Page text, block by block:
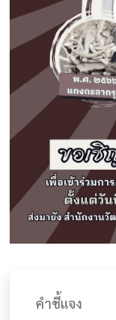
คำชี้แจง